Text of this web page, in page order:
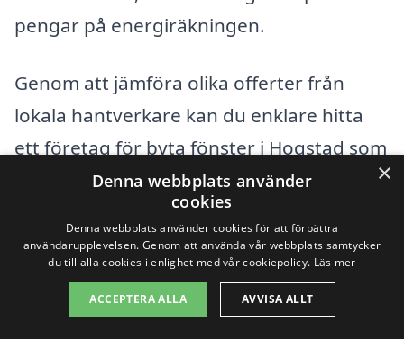
pengar på energiräkningen.
Genom att jämföra olika offerter från
lokala hantverkare kan du enklare hitta
ett företag för byta fönster i Hogstad som
erbjuder de bästa priserna och
tjänsterna. Det är viktigt att noggrant
granska vad som ingår i offerten och att
ställa frågor om materialval och
installationsmetoder, så att du får den
×
Denna webbplats använder
cookies
Denna webbplats använder cookies för att förbättra
användarupplevelsen. Genom att använda vår webbplats samtycker
du till alla cookies i enlighet med vår cookiepolicy. Läs mer
ACCEPTERA ALLA AVVISA ALLT